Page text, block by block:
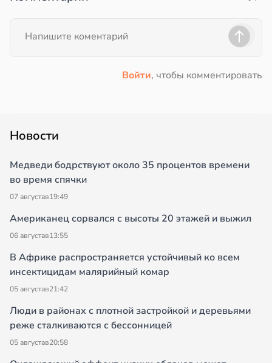
Войти, чтобы комментировать
Новости
Медведи бодрствуют около 35 процентов времени
во время спячки
07 августав19:49
Американец сорвался с высоты 20 этажей и выжил
06 августав13:55
В Африке распространяется устойчивый ко всем
инсектицидам малярийный комар
05 августав21:42
Люди в районах с плотной застройкой и деревьями
реже сталкиваются с бессонницей
05 августав20:58